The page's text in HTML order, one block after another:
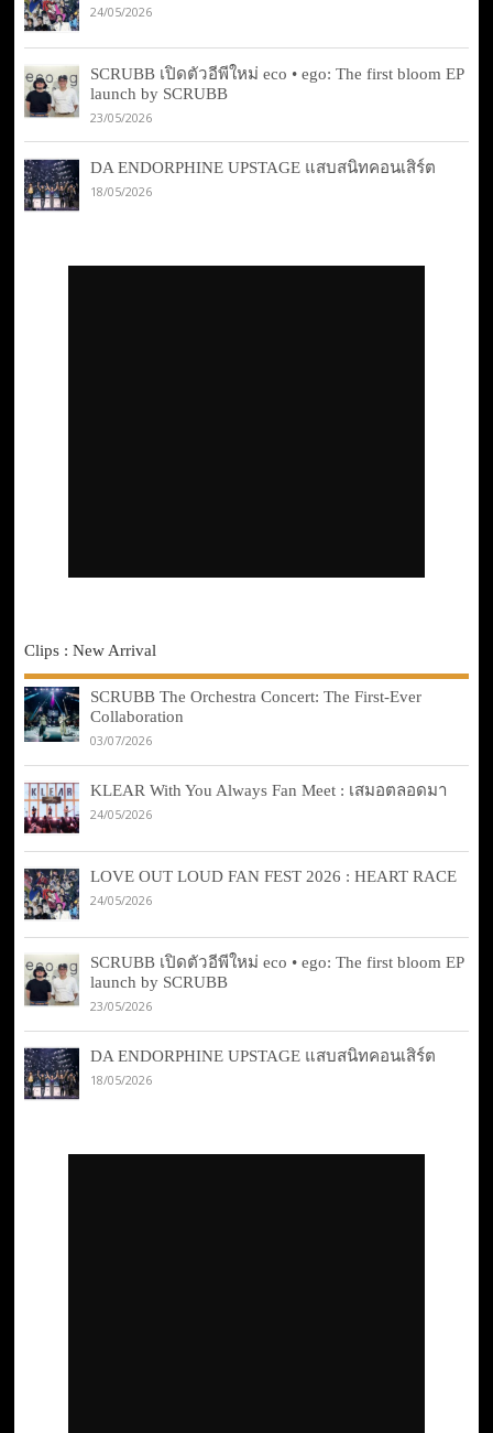
24/05/2026
SCRUBB เปิดตัวอีพีใหม่ eco • ego: The first bloom EP
launch by SCRUBB
23/05/2026
DA ENDORPHINE UPSTAGE แสบสนิทคอนเสิร์ต
18/05/2026
Clips : New Arrival
SCRUBB The Orchestra Concert: The First-Ever
Collaboration
03/07/2026
KLEAR With You Always Fan Meet : เสมอตลอดมา
24/05/2026
LOVE OUT LOUD FAN FEST 2026 : HEART RACE
24/05/2026
SCRUBB เปิดตัวอีพีใหม่ eco • ego: The first bloom EP
launch by SCRUBB
23/05/2026
DA ENDORPHINE UPSTAGE แสบสนิทคอนเสิร์ต
18/05/2026